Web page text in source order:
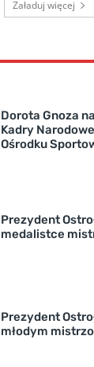
Załaduj więcej
Dorota Gnoza
Kadry
Ośrodku
Prezydent
medalistce
Prezydent
młodym